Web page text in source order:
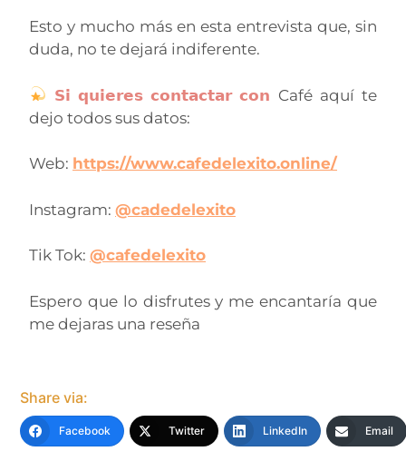
Esto y mucho más en esta entrevista que, sin
duda, no te dejará indiferente.
𝗦𝗶 𝗾𝘂𝗶𝗲𝗿𝗲𝘀 𝗰𝗼𝗻𝘁𝗮𝗰𝘁𝗮𝗿 𝗰𝗼𝗻 Café aquí te
dejo todos sus datos:
Web: https://www.cafedelexito.online/
Instagram: @cadedelexito
Tik Tok: @cafedelexito
Espero que lo disfrutes y me encantaría que
me dejaras una reseña
Share via:
Facebook Twitter LinkedIn Email